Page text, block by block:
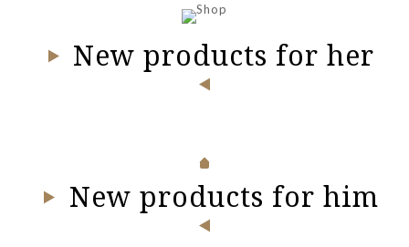
New products for her
New products for him